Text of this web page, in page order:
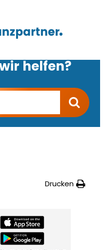
helfen?
Drucken